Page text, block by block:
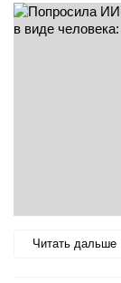
Читать дальше